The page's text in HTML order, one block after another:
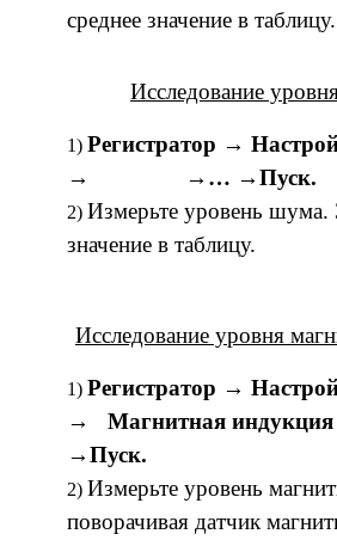
среднее значение в таблицу.
Исследование
Регистратор →
→ →… →Пуск.
Измерьте уровень шума.
значение в таблицу.
Исследование уровня
Регистратор →
→ Магнитная
→Пуск.
Измерьте уровень
поворачивая датчик